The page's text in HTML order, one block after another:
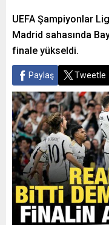
UEFA Şampiyonlar
Madrid sahasında
finale yükseldi.
Paylaş Tweetle